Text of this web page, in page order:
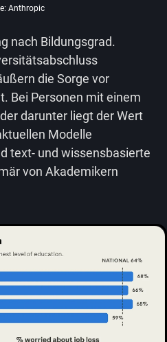
Anthropic
nach Bildungsgrad.
die Sorge vor
Bei Personen mit einem
darunter liegt der Wert
Modelle
text- und wissensbasierte
von Akademikern